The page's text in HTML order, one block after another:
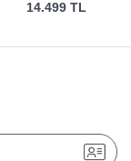
14.499 TL